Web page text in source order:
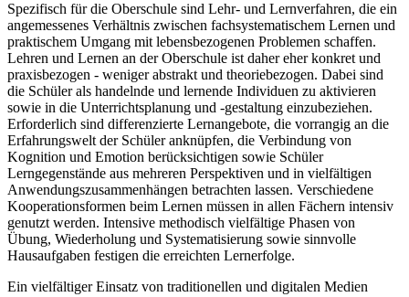
Spezifisch für die Oberschule sind Lehr- und Lernverfahren, die ein
angemessenes Verhältnis zwischen fachsystematischem Lernen und
praktischem Umgang mit lebensbezogenen Problemen schaffen.
Lehren und Lernen an der Oberschule ist daher eher konkret und
praxisbezogen - weniger abstrakt und theoriebezogen. Dabei sind
die Schüler als handelnde und lernende Individuen zu aktivieren
sowie in die Unterrichtsplanung und -gestaltung einzubeziehen.
Erforderlich sind differenzierte Lernangebote, die vorrangig an die
Erfahrungswelt der Schüler anknüpfen, die Verbindung von
Kognition und Emotion berücksichtigen sowie Schüler
Lerngegenstände aus mehreren Perspektiven und in vielfältigen
Anwendungszusammenhängen betrachten lassen. Verschiedene
Kooperationsformen beim Lernen müssen in allen Fächern intensiv
genutzt werden. Intensive methodisch vielfältige Phasen von
Übung, Wiederholung und Systematisierung sowie sinnvolle
Hausaufgaben festigen die erreichten Lernerfolge.
Ein vielfältiger Einsatz von traditionellen und digitalen Medien